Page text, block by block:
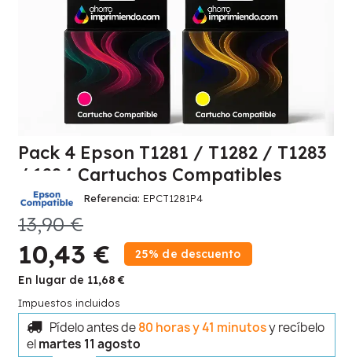
Pack 4 Epson T1281 / T1282 / T1283
/ 1284 Cartuchos Compatibles
Referencia EPCT1281P4
13,90 €
10,43 €
25% de descuento
En lugar de 11,68 €
Impuestos incluidos
Pídelo antes de80 horas y 41 minutosy recíbelo
elmartes 11 agosto